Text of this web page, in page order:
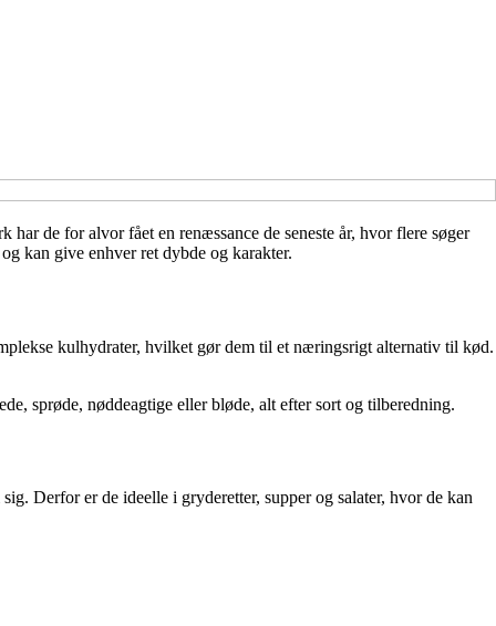
de for alvor fået en renæssance de seneste år, hvor flere søger
kan give enhver ret dybde og karakter.
kulhydrater, hvilket gør dem til et næringsrigt alternativ til kød.
sprøde, nøddeagtige eller bløde, alt efter sort og tilberedning.
Derfor er de ideelle i gryderetter, supper og salater, hvor de kan